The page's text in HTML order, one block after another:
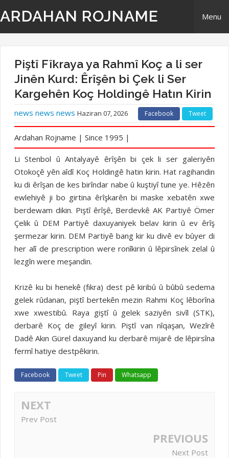
ARDAHAN ROJNAME Menu
Derbarê Me
TR | Tirki - Türkçe
EN | English- ingilizi
Têkilî
Piştî Fîkraya ya Rahmî Koç a li ser
Jinên Kurd: Êrîşên bi Çek li Ser
Kargehên Koç Holdingê Hatın Kirin
news news news Haziran 07, 2026 Facebook Tweet
Ardahan Rojname | Since 1995 |
Li Stenbol û Antalyayê êrîşên bi çek li ser galeriyên
Otokoçê yên aîdî Koç Holdingê hatin kirin. Hat ragihandin
ku di êrîşan de kes birîndar nabe û kuştiyî tune ye. Hêzên
ewlehiyê ji bo girtina êrîşkarên bi maske xebatên xwe
berdewam dikin. Piştî êrîşê, Berdevkê AK Partiyê Ömer
Çelik û DEM Partiyê daxuyaniyek belav kirin û ev êrîş
şermezar kirin. DEM Partiyê bang kir ku divê ev bûyer di
her alî de prescription were ronîkirin û lêpirsînek zelal û
lezgîn were meşandin.
Krizê ku bi henekê (fıkra) dest pê kiribû û bûbû sedema
gelek rûdanan, piştî bertekên mezin Rahmi Koç lêborîna
xwe xwestibû. Raya giştî û gelek saziyên sivîl (STK),
derbarê Koç de gileyî kirin. Piştî van nîqaşan, Wezîrê
Dadê Akın Gürel daxuyand ku derbarê mijarê de lêpirsîna
fermî hatiye destpêkirin.
Facebook Tweet Pin Whatsapp
NEXT
Prev Post
PREVIOUS
Next Post